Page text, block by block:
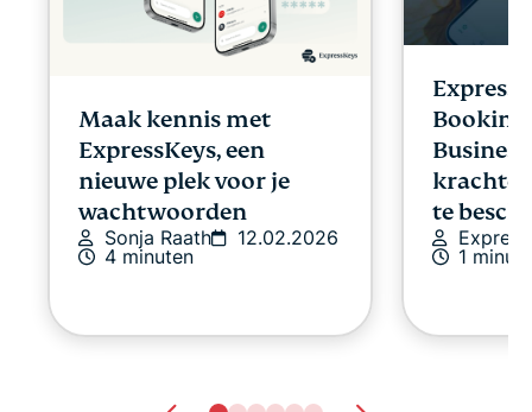
Maak kennis met
ExpressKeys, een
nieuwe plek voor je
wachtwoorden
Sonja Raath
12.02.2026
4 minuten
te
1